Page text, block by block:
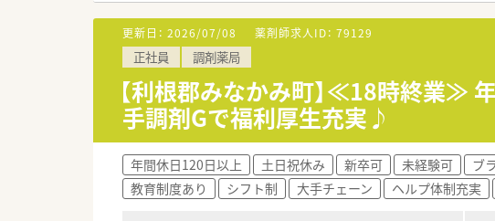
その一つが約20年前から導入され、進化を続
処方箋受付から一連の調剤業務を連動させ、
調剤過誤防止機能を高め、患者様と働くスタ
システム改修が必要な制度変更があった場合
★刷新された新規採用者研修
中途入社ならではの悩みを解消し、さくら薬
同期入社の方との繋がりを踏まえ、『さくら
店舗OJT・フォローアップや通常の社内研修
安心して飛び込める体制が整備されています
更新日： 2026/07/08 薬剤師求人ID： 79129
正社員 調剤薬局
【利根郡みなかみ町】≪18時終業≫
手調剤Gで福利厚生充実♪
年間休日120日以上 土日祝休み 新卒可 未経験可 ブ
教育制度あり
シフト制 大手チェーン ヘルプ体制充実